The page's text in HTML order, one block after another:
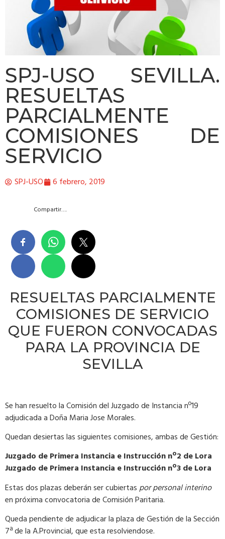
SPJ-USO SEVILLA.
RESUELTAS
PARCIALMENTE
COMISIONES DE
SERVICIO
SPJ-USO 6 febrero, 2019
Compartir….
RESUELTAS PARCIALMENTE
COMISIONES DE SERVICIO
QUE FUERON CONVOCADAS
PARA LA PROVINCIA DE
SEVILLA
Se han resuelto la Comisión del Juzgado de Instancia nº19
adjudicada a Doña Maria Jose Morales.
Quedan desiertas las siguientes comisiones, ambas de Gestión:
Juzgado de Primera Instancia e Instrucción nº2 de Lora
Juzgado de Primera Instancia e Instrucción nº3 de Lora
Estas dos plazas deberán ser cubiertaspor personal interino
en próxima convocatoria de Comisión Paritaria.
Queda pendiente de adjudicar la plaza de Gestión de la Sección
7ª de la A.Provincial, que esta resolviendose.